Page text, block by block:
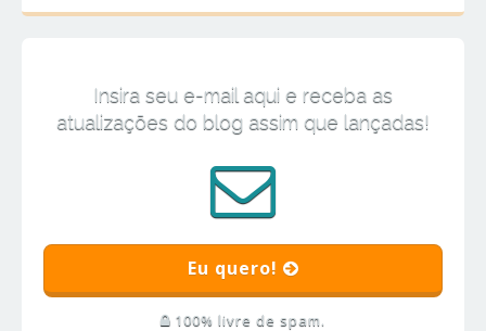
Insira seu e-mail aqui e receba as
atualizações do blog assim que lançadas!
Eu quero!
100% livre de spam.